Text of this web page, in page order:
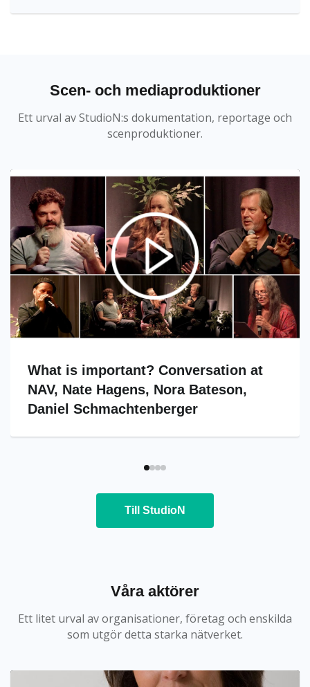
Scen- och mediaproduktioner
Ett urval av StudioN:s dokumentation, reportage och
scenproduktioner.
What is important? Conversation at
NAV, Nate Hagens, Nora Bateson,
Daniel Schmachtenberger
Till StudioN
Våra aktörer
Ett litet urval av organisationer, företag och enskilda
som utgör detta starka nätverket.